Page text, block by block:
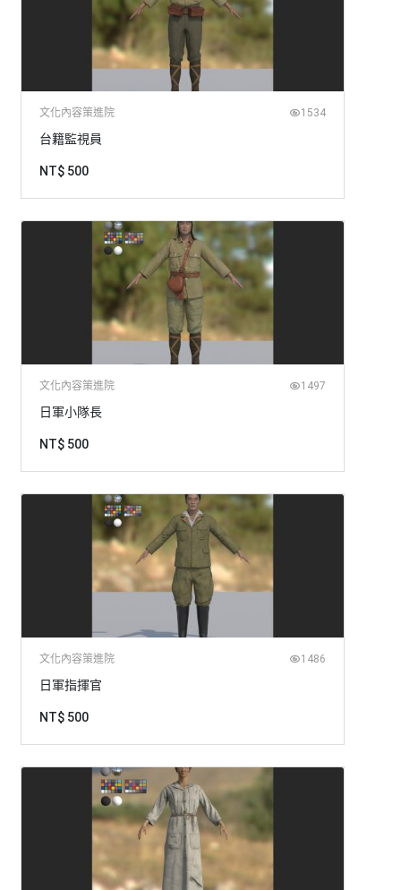
文化內容策進院 1534
台籍監視員
NT$ 500
文化內容策進院 1497
日軍小隊長
NT$ 500
文化內容策進院 1486
日軍指揮官
NT$ 500